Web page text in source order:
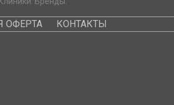
ОФЕРТА КОНТАКТЫ